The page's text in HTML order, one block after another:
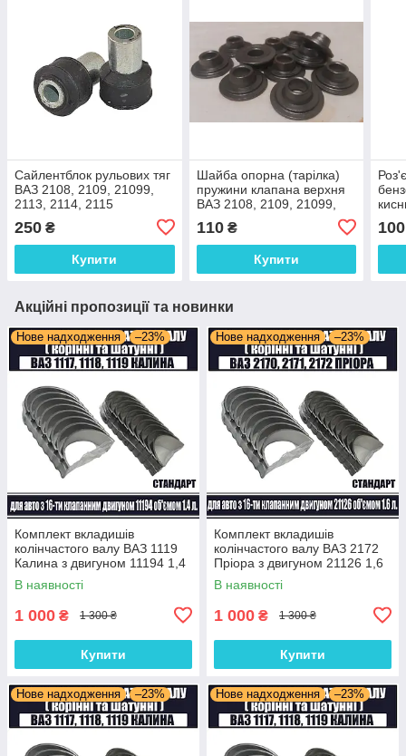
Сайлентблок рульових тяг
ВАЗ 2108, 2109, 21099,
2113, 2114, 2115
(комплект 2 шт.) гранатка
250 ₴
Купити
Шайба опорна (тарілка)
пружини клапана верхня
ВАЗ 2108, 2109, 21099,
1118 Калина, 2190 Гранта
(8 клап.)
110₴
Купити
100
Акційні пропозиції та новинки
Нове надходження –23%
Комплект вкладишів
колінчастого валу ВАЗ 1119
Калина з двигуном 11194 1,4
л 16 клапанів (комплект
корінні та шатунні) Стандарт
В наявності
1 000 ₴ 1 300 ₴
Купити
Нове надходження –23%
Комплект вкладишів
колінчастого валу ВАЗ 2172
Пріора з двигуном 21126 1,6
л 16 клапанів (комплект
корінні та шатунні) Стандарт
В наявності
1 000 ₴ 1 300 ₴
Купити
Нове надходження –23% Нове надходження –23%